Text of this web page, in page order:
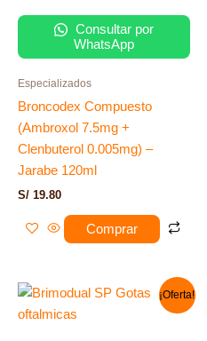
Consultar por
WhatsApp
Especializados
Broncodex Compuesto
(Ambroxol 7.5mg +
Clenbuterol 0.005mg) –
Jarabe 120ml
S/ 19.80
Comprar
¡Oferta!
El
original
El